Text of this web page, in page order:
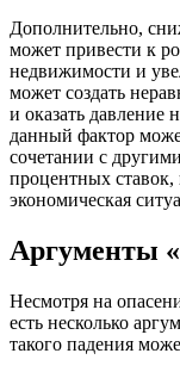
Дополнительно,
может привести к
недвижимости и
может создать
и оказать давление
данный фактор
сочетании с
процентных ставок,
экономическая
Аргументы
Несмотря на
есть несколько
такого падения